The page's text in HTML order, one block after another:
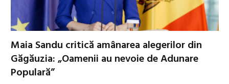
Maia Sandu critică amânarea alegerilor din
Găgăuzia: „Oamenii au nevoie de Adunare
Populară”